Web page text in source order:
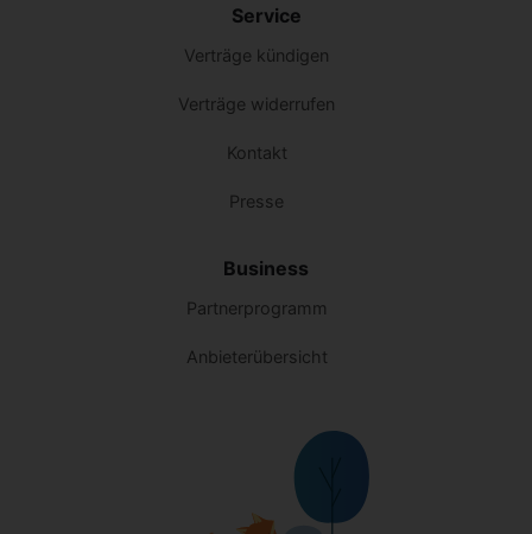
Service
Verträge kündigen
Verträge widerrufen
Kontakt
Presse
Business
Partnerprogramm
Anbieterübersicht